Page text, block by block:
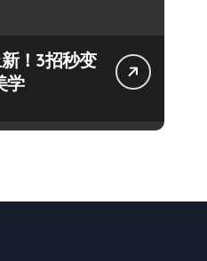
！3招秒变
学